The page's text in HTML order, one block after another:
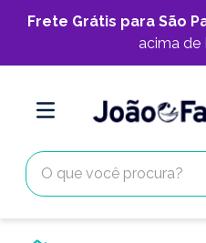
Frete Grátis para São
acima de
O que você procura?